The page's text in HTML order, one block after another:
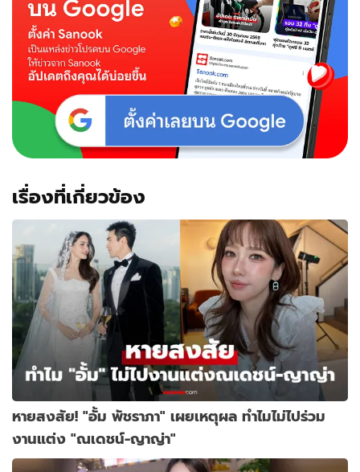
บริจาค
ช่วย
ท่วม
เล่า
ความ
ใจบุญ
เรื่องที่เกี่ยวข้อง
หายสงสัย! "อั้ม พัชราภา" เผยเหตุผล ทำไมไม่ไปร่วม
งานแต่ง "ณเดชน์-ญาญ่า"